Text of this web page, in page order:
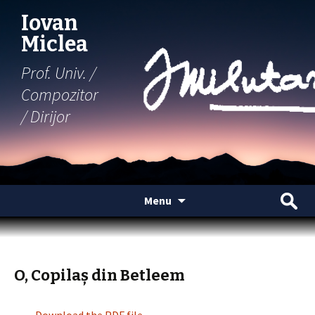
Iovan
Miclea
Prof. Univ. /
Compozitor
/ Dirijor
Menu
content
Search
for:
O, Copilaș din Betleem